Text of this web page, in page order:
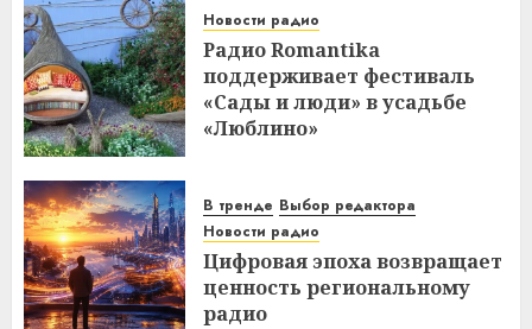
Новости радио
Радио Romantika
поддерживает фестиваль
«Сады и люди» в усадьбе
«Люблино»
В тренде Выбор редактора
Новости радио
Цифровая эпоха возвращает
ценность региональному
радио